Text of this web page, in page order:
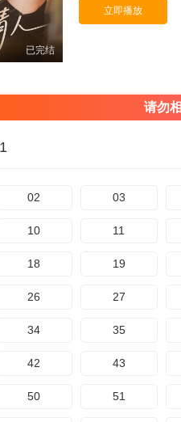
已完结
立即播放
请勿
02 03
10 11
18 19
26 27
34 35
42 43
50 51